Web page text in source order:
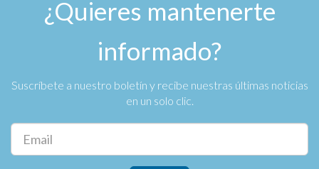
¿Quieres mantenerte
informado?
Suscríbete a nuestro boletín y recibe nuestras últimas noticias
en un solo clic.